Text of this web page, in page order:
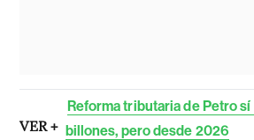
VER +
Reforma tributaria de Petro
billones, pero desde 2026